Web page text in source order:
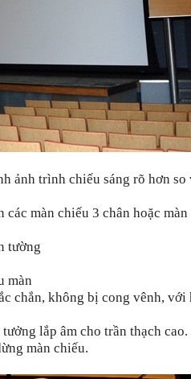
ảnh trình chiếu sáng rõ hơn
màn chiếu 3 chân hoặc
tường
màn
chắn, không bị cong vênh, với
lắp âm cho trần thạch cao.
màn chiếu.